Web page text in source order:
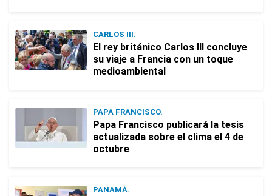
CARLOS III.
El rey británico Carlos III concluye
su viaje a Francia con un toque
medioambiental
PAPA FRANCISCO.
Papa Francisco publicará la tesis
actualizada sobre el clima el 4 de
octubre
PANAMÁ.